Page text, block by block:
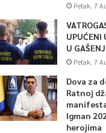
Petak, 7
UPUĆENI
U
Petak, 7
Dova za
Ratnoj
Igman
herojima